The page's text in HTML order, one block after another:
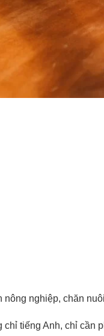
nghiệp, chăn
tiếng Anh, chỉ cần